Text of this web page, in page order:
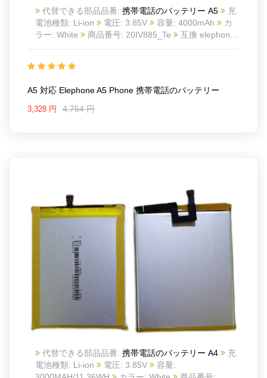
代替できる部品品番: 携帯電話のバッテリー A5
充
電池種類: Li-ion
電圧: 3.85V 容量: 4000mAh
カ
ラー: White
商品番号: 20IV885_Te
互換 elephone
A5 対応 Elephone A5 Phone 携帯電話のバッテリー
3,328 円 4,754 円
代替できる部品品番: 携帯電話のバッテリー A4
充
電池種類: Li-ion
電圧: 3.85V